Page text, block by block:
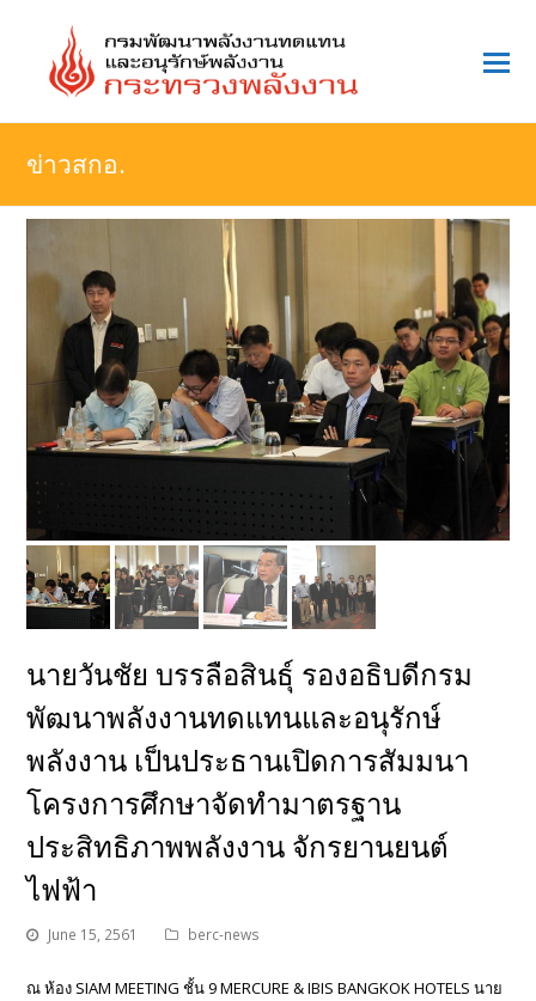
ข่าวสกอ.
นายวันชัย บรรลือสินธุ์ รองอธิบดีกรม
พัฒนาพลังงานทดแทนและอนุรักษ์
พลังงาน เป็นประธานเปิดการสัมมนา
โครงการศึกษาจัดทํามาตรฐาน
ประสิทธิภาพพลังงาน จักรยานยนต์
ไฟฟ้า
June 15, 2561 berc-news
ณ ห้อง SIAM MEETING ชั้น 9 MERCURE & IBIS BANGKOK HOTELS นาย